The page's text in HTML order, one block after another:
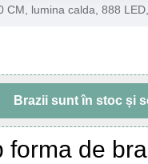
lumina calda, 888
forma de
Brazii suntîn stocși